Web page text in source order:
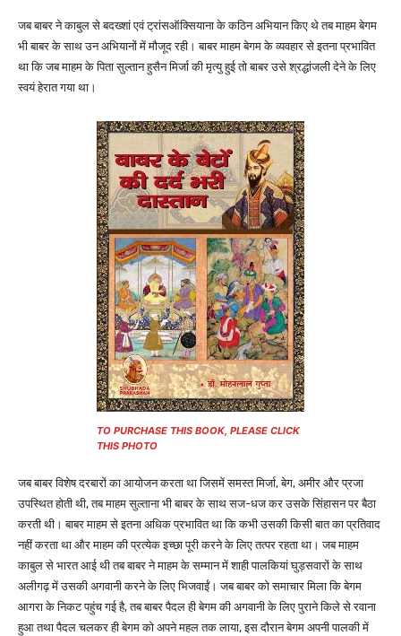
जब बाबर ने काबुल से बदख्शां एवं ट्रांसऑक्सियाना के कठिन अभियान किए थे तब माहम बेगम
भी बाबर के साथ उन अभियानों में मौजूद रही। बाबर माहम बेगम के व्यवहार से इतना प्रभावित
था कि जब माहम के पिता सुल्तान हुसैन मिर्जा की मृत्यु हुई तो बाबर उसे श्रद्धांजली देने के लिए
स्वयं हेरात गया था।
TO PURCHASE THIS BOOK, PLEASE CLICK
THIS PHOTO
जब बाबर विशेष दरबारों का आयोजन करता था जिसमें समस्त मिर्जा, बेग, अमीर और प्रजा
उपस्थित होती थी, तब माहम सुल्ताना भी बाबर के साथ सज-धज कर उसके सिंहासन पर बैठा
करती थी। बाबर माहम से इतना अधिक प्रभावित था कि कभी उसकी किसी बात का प्रतिवाद
नहीं करता था और माहम की प्रत्येक इच्छा पूरी करने के लिए तत्पर रहता था। जब माहम
काबुल से भारत आई थी तब बाबर ने माहम के सम्मान में शाही पालकियां घुड़सवारों के साथ
अलीगढ़ में उसकी अगवानी करने के लिए भिजवाईं। जब बाबर को समाचार मिला कि बेगम
आगरा के निकट पहुंच गई है, तब बाबर पैदल ही बेगम की अगवानी के लिए पुराने किले से रवाना
हुआ तथा पैदल चलकर ही बेगम को अपने महल तक लाया, इस दौरान बेगम अपनी पालकी में